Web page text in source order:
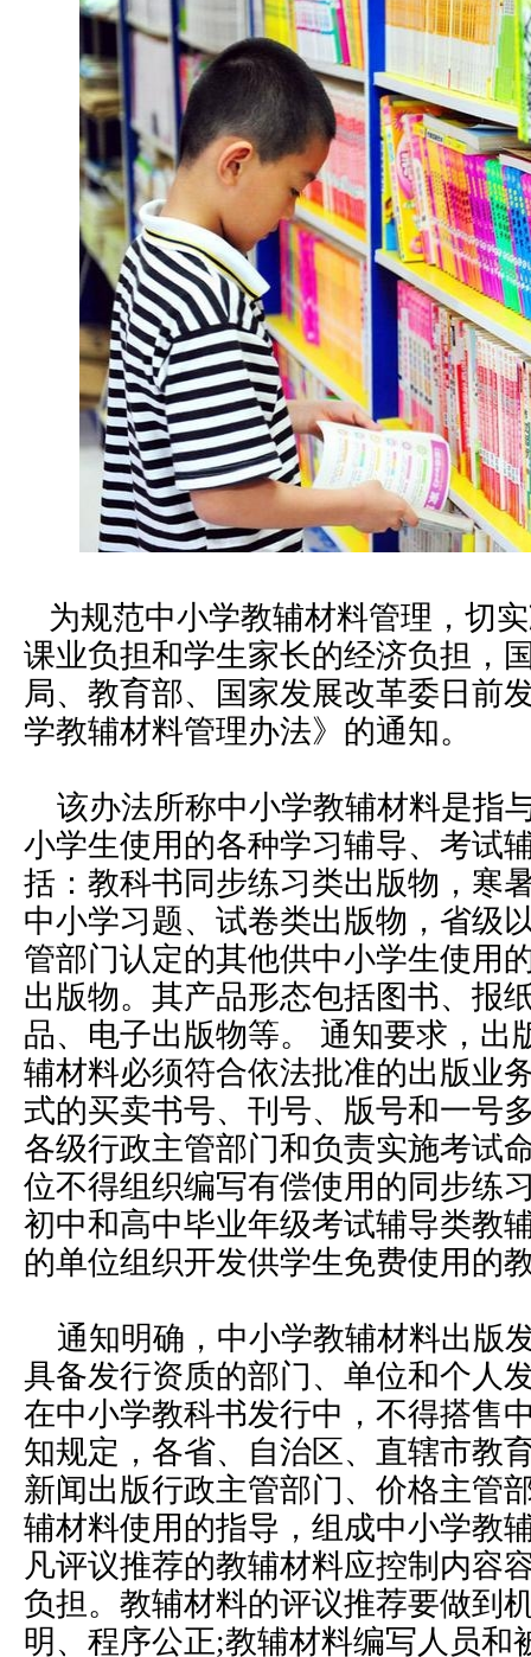
为规范中小学教辅材料管理，切
课业负担和学生家长的经济负担，
局、教育部、国家发展改革委日前
学教辅材料管理办法》的通知。
该办法所称中小学教辅材料是指
小学生使用的各种学习辅导、考试
括：教科书同步练习类出版物，寒
中小学习题、试卷类出版物，省级
管部门认定的其他供中小学生使用
出版物。其产品形态包括图书、报
品、电子出版物等。 通知要求，出
辅材料必须符合依法批准的出版业
式的买卖书号、刊号、版号和一号
各级行政主管部门和负责实施考试
位不得组织编写有偿使用的同步练
初中和高中毕业年级考试辅导类教
的单位组织开发供学生免费使用的
通知明确，中小学教辅材料出版
具备发行资质的部门、单位和个人
在中小学教科书发行中，不得搭售
知规定，各省、自治区、直辖市教
新闻出版行政主管部门、价格主管
辅材料使用的指导，组成中小学教
凡评议推荐的教辅材料应控制内容
负担。教辅材料的评议推荐要做到
明、程序公正;教辅材料编写人员和